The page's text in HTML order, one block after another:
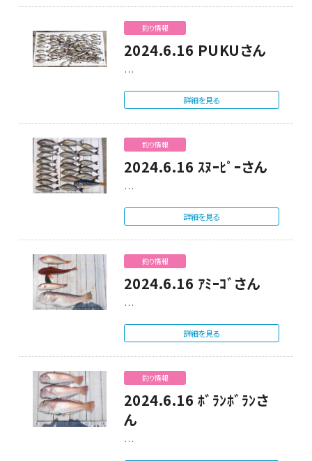
釣り情報
2024.6.16 PUKUさん
…
詳細を見る
釣り情報
2024.6.16 ｽﾇｰﾋﾟｰさん
…
詳細を見る
釣り情報
2024.6.16 ｱﾐｰｺﾞさん
…
詳細を見る
釣り情報
2024.6.16 ﾎﾞﾗﾝﾎﾞﾗﾝさ
ん
…